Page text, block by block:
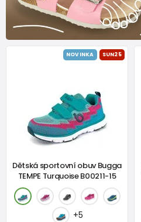
NOVINKA SUN25
Dětská sportovní obuv Bugga
TEMPE Turquoise B00211-15
+5